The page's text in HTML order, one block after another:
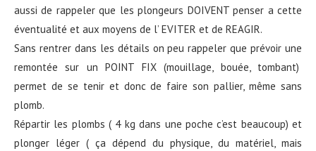
aussi de rappeler que les plongeurs DOIVENT penser a cette
éventualité et aux moyens de l’ EVITER et de REAGIR.
Sans rentrer dans les détails on peu rappeler que prévoir une
remontée sur un POINT FIX (mouillage, bouée, tombant)
permet de se tenir et donc de faire son pallier, même sans
plomb.
Répartir les plombs ( 4 kg dans une poche c’est beaucoup) et
plonger léger ( ça dépend du physique, du matériel, mais